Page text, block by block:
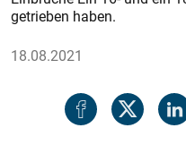
getrieben haben.
18.08.2021